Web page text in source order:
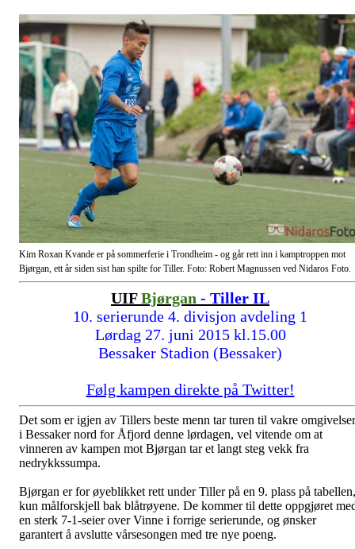
Kim Roxan Kvande er på sommerferie i Trondheim - og går rett inn i kamptroppen mot
Bjørgan, ett år siden sist han spilte for Tiller. Foto: Robert Magnussen ved Nidaros Foto.
UIF Bjørgan - Tiller IL
10. serierunde 4. divisjon avdeling 1
Lørdag 27. juni 2015 kl.15.00
Bessaker Stadion (Bessaker)
Følg kampen direkte på Twitter!
Det som er igjen av Tillers beste menn tar turen til vakre omgivelser
i Bessaker nord for Åfjord denne lørdagen, vel vitende om at
vinneren av kampen mot Bjørgan tar et langt steg vekk fra
nedrykkssumpa.
Bjørgan er for øyeblikket rett under Tiller på en 9. plass på tabellen,
kun målforskjell bak blåtrøyene. De kommer til dette oppgjøret
en sterk 7-1-seier over Vinne i forrige serierunde, og ønsker
garantert å avslutte vårsesongen med tre nye poeng.